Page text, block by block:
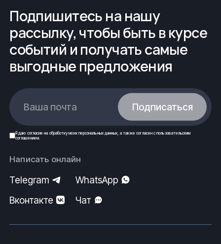
Подпишитесь на нашу
рассылку, чтобы быть в курсе
событий и получать самые
выгодные предложения
Ваша почта Подписаться
Я даю согласие на обработку моих персональных данных , а также согласен спользовательским
соглашением.
Написать онлайн
Telegram
WhatsApp
Вконтакте
Чат